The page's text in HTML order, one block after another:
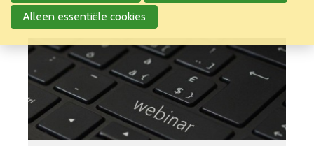
VBZV Helpcenter
Nieuws
Zoekertjes
Tijdschrift
Dossiers
Nuttige links
Navormingen
VBZV opleidingen
Alleen essentiële cookies